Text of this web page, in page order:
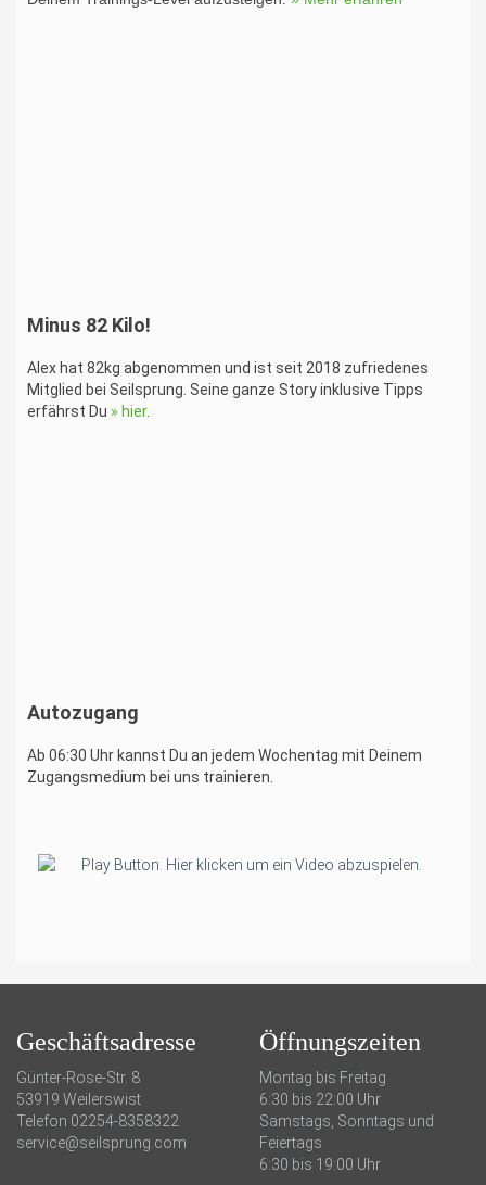
Minus 82 Kilo!
Alex hat 82kg abgenommen und ist seit 2018 zufriedenes
Mitglied bei Seilsprung. Seine ganze Story inklusive Tipps
erfährst Du » hier.
Autozugang
Ab 06:30 Uhr kannst Du an jedem Wochentag mit Deinem
Zugangsmedium bei uns trainieren.
Geschäftsadresse
Günter-Rose-Str. 8
53919 Weilerswist
Telefon 02254-8358322
service@seilsprung.com
Öffnungszeiten
Montag bis Freitag
6:30 bis 22:00 Uhr
Samstags, Sonntags und
Feiertags
6:30 bis 19:00 Uhr